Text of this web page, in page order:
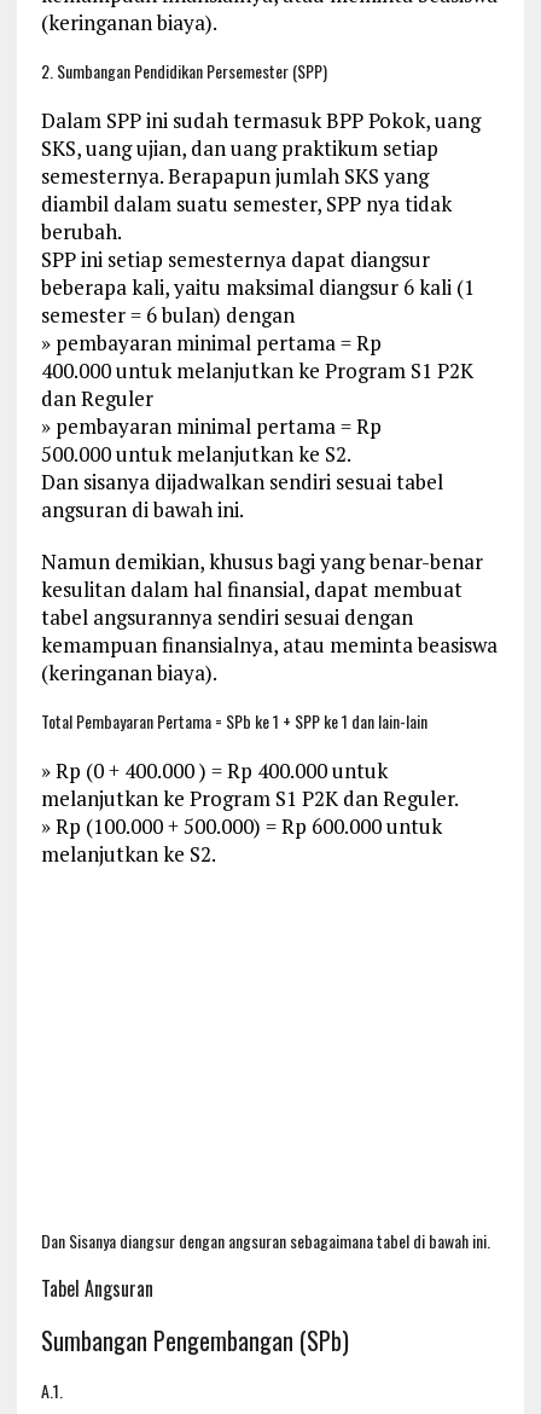
(keringanan biaya).
2. Sumbangan Pendidikan Persemester (SPP)
Dalam SPP ini sudah termasuk BPP Pokok, uang
SKS, uang ujian, dan uang praktikum setiap
semesternya. Berapapun jumlah SKS yang
diambil dalam suatu semester, SPP nya tidak
berubah.
SPP ini setiap semesternya dapat diangsur
beberapa kali, yaitu maksimal diangsur 6 kali (1
semester = 6 bulan) dengan
» pembayaran minimal pertama = Rp
400.000 untuk melanjutkan ke Program S1 P2K
dan Reguler
» pembayaran minimal pertama = Rp
500.000 untuk melanjutkan ke S2.
Dan sisanya dijadwalkan sendiri sesuai tabel
angsuran di bawah ini.
Namun demikian, khusus bagi yang benar-benar
kesulitan dalam hal finansial, dapat membuat
tabel angsurannya sendiri sesuai dengan
kemampuan finansialnya, atau meminta beasiswa
(keringanan biaya).
Total Pembayaran Pertama = SPb ke 1 + SPP ke 1 dan lain-lain
» Rp (0 + 400.000 ) = Rp 400.000 untuk
melanjutkan ke Program S1 P2K dan Reguler.
» Rp (100.000 + 500.000) = Rp 600.000 untuk
melanjutkan ke S2.
Dan Sisanya diangsur dengan angsuran sebagaimana tabel di bawah ini.
Tabel Angsuran
Sumbangan Pengembangan (SPb)
A.1.